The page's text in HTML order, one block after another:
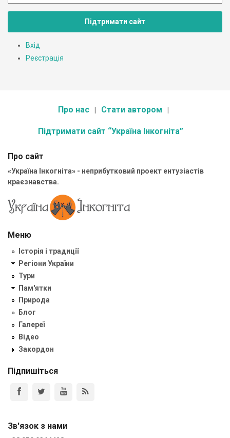
Підтримати сайт
Вхід
Реєстрація
Про нас Стати автором
Підтримати сайт “Україна Інкогніта”
Про сайт
«Україна Інкогніта» - неприбутковий проект ентузіастів
краєзнавства.
Меню
Історія і традиції
Регіони України
Тури
Пам'ятки
Природа
Блог
Галереї
Відео
Закордон
Підпишіться
Зв'язок з нами